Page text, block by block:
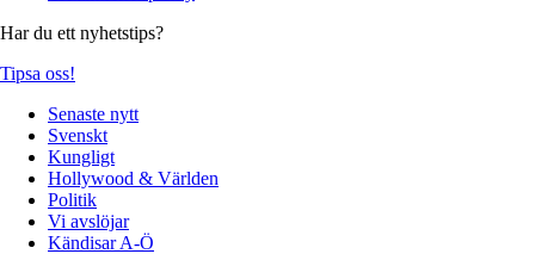
Har du ett nyhetstips?
Tipsa oss!
Senaste nytt
Svenskt
Kungligt
Hollywood & Världen
Politik
Vi avslöjar
Kändisar A-Ö